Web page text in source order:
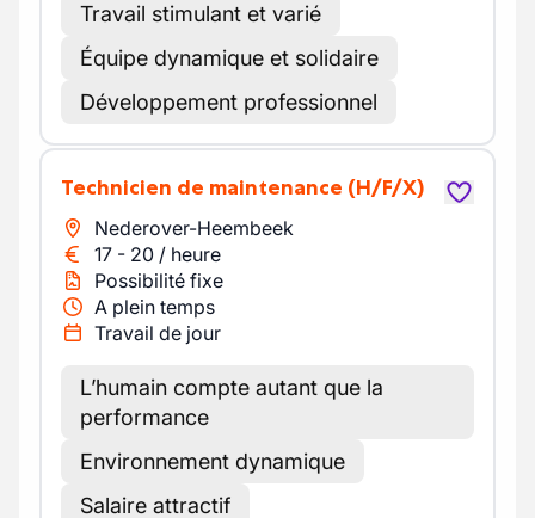
Travail stimulant et varié
Équipe dynamique et solidaire
Développement professionnel
Technicien de maintenance (H/F/X)
Nederover-Heembeek
17 - 20 / heure
Possibilité fixe
A plein temps
Travail de jour
L’humain compte autant que la
performance
Environnement dynamique
Salaire attractif